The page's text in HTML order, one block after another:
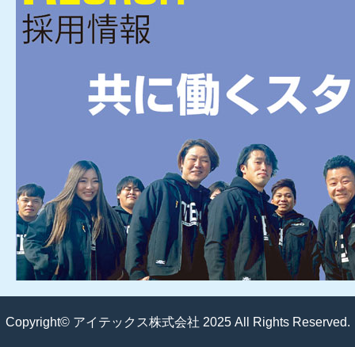
Copyright© アイテックス株式会社 2025 All Rights Reserved.